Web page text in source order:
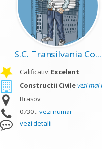
S.C. Transilvania Co...
Calificativ: Excelent
Constructii Civilevezi mai
Brasov
0730...vezi numar
vezi detalii